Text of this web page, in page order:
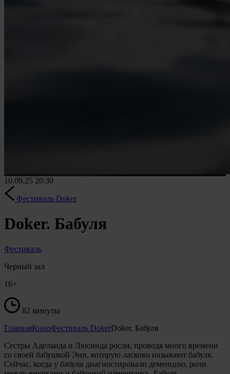
10.09.25 20:30
Фестиваль Doker
Doker. Бабуля
Фестиваль
Черный зал
16+
82 минуты
ГлавнаяКиноФестиваль DokerDoker. Бабуля
Сестры Аделаида и Люсинда росли, проводя много времени
со своей бабушкой Энн, которую ласково называют бабуля.
Сейчас, когда у бабули диагностировали деменцию, роли